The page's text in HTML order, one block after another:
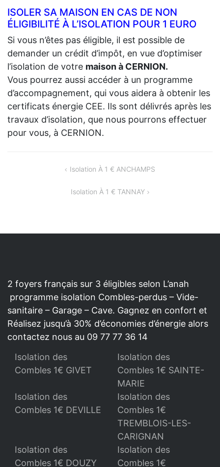
ISOLER SA MAISON EN CAS DE NON
ÉLIGIBILITÉ À L’ISOLATION POUR 1 EURO
Si vous n’êtes pas éligible, il est possible de
demander un crédit d’impôt, en vue d’optimiser
l’isolation de votre maison à CERNION.
Vous pourrez aussi accéder à un programme
d’accompagnement, qui vous aidera à obtenir les
certificats énergie CEE. Ils sont délivrés après les
travaux d’isolation, que nous pourrons effectuer
pour vous, à CERNION.
NAVIGATION Isolation À 1 € ANCHAMPS
Isolation À 1 € TANNAY
2 foyers français sur 3 éligibles selon L’anah
programme isolation Combles-perdus – Vide-
sanitaire – Garage – Cave. Gagnez en confort et
Réalisez jusqu’à 30% d’économies d’énergie alors
contactez nous au 09 77 77 36 14
Isolation des
Combles 1€ GIVET
Isolation des
Combles 1€ SAINTE-
MARIE
Isolation des
Combles 1€ DEVILLE
Isolation des
Combles 1€
TREMBLOIS-LES-
CARIGNAN
Isolation des
Combles 1€ DOUZY
Isolation des
Combles 1€